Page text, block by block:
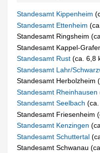
Standesamt Kippenheim
Standesamt Ettenheim
Standesamt Ringsheim
Standesamt Kappel-
Standesamt Rust(ca. 6,8
Standesamt Lahr/
Standesamt Herbolzheim
Standesamt Rheinhausen
Standesamt Seelbach
Standesamt Friesenheim
Standesamt Kenzingen
Standesamt Schuttertal
Standesamt Schwanau